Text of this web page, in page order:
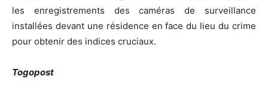
les enregistrements des caméras de surveillance
installées devant une résidence en face du lieu du crime
pour obtenir des indices cruciaux.
Togopost